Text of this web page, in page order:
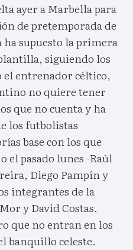
ayer a Marbella para
de pretemporada de
ha supuesto la primera
siguiendo los
entrenador céltico,
no quiere tener
que no cuenta y ha
los futbolistas
base con los que
el pasado lunes -Raúl
Diego Pampín y
integrantes de la
y David Costas.
que no entran en los
banquillo celeste.